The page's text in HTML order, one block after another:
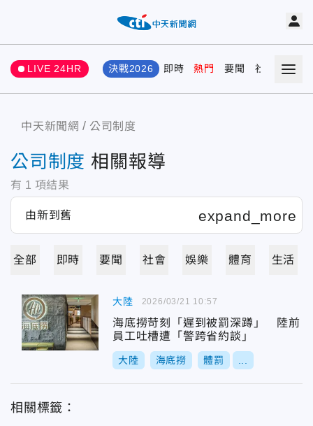
LIVE 24HR 決戰2026 即時 熱門 要聞 社會 娛樂
中天新聞網 公司制度
公司制度 相關報導
有 1 項結果
全部 即時 要聞 社會 娛樂 體育 生活
大陸
海底撈苛刻「遲到被罰深蹲」 陸前
員工吐槽遭「警跨省約談」
大陸 海底撈 體罰
2026/03/21 10:57
相關標籤：